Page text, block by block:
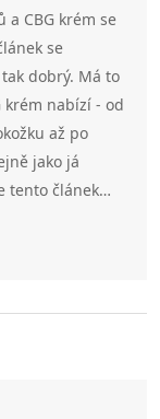
a CBG krém se
se
dobrý. Má to
krém nabízí - od
až po
jako já
tento článek